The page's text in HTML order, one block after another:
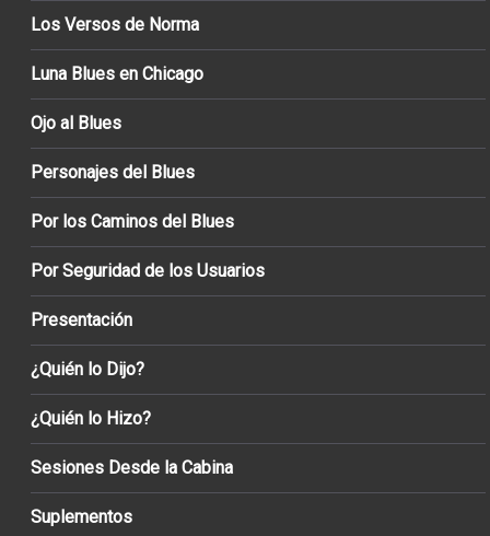
Los Versos de Norma
Luna Blues en Chicago
Ojo al Blues
Personajes del Blues
Por los Caminos del Blues
Por Seguridad de los Usuarios
Presentación
¿Quién lo Dijo?
¿Quién lo Hizo?
Sesiones Desde la Cabina
Suplementos